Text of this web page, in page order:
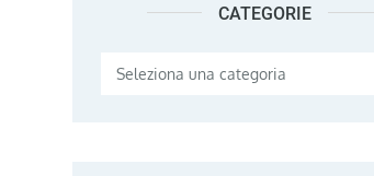
CATEGORIE
Categorie